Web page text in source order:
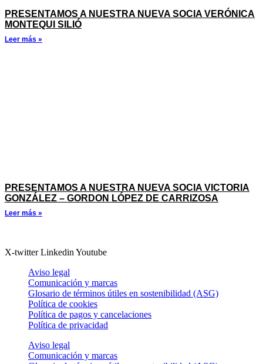
PRESENTAMOS A NUESTRA NUEVA SOCIA VERÓNICA
MONTEQUI SILIÓ
Leer más »
PRESENTAMOS A NUESTRA NUEVA SOCIA VICTORIA
GONZÁLEZ – GORDON LÓPEZ DE CARRIZOSA
Leer más »
X-twitter Linkedin Youtube
Aviso legal
Comunicación y marcas
Glosario de términos útiles en sostenibilidad (ASG)
Política de cookies
Política de pagos y cancelaciones
Política de privacidad
Aviso legal
Comunicación y marcas